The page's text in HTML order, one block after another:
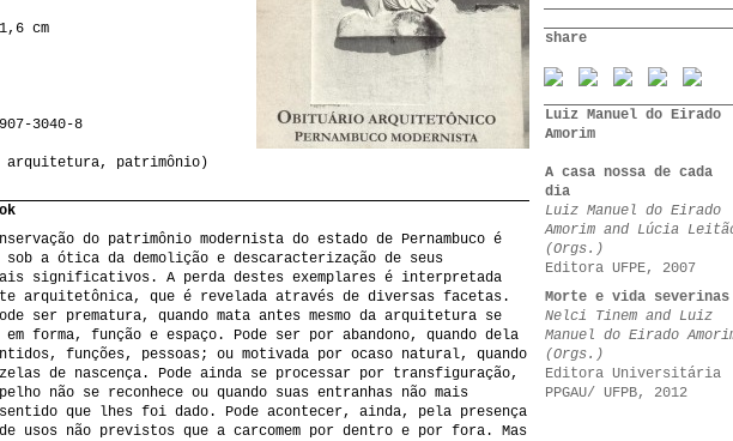
cm
3040-8
patrimônio)
do patrimônio modernista do estado de Pernambuco é
a ótica da demolição e descaracterização de seus
significativos. A perda destes exemplares é interpretada
arquitetônica, que é revelada através de diversas facetas.
ser prematura, quando mata antes mesmo da arquitetura se
forma, função e espaço. Pode ser por abandono, quando dela
funções, pessoas; ou motivada por ocaso natural, quando
de nascença. Pode ainda se processar por transfiguração,
não se reconhece ou quando suas entranhas não mais
sentido que lhes foi dado. Pode acontecer, ainda, pela presença
usos não previstos que a carcomem por dentro e por fora. Mas
share
Luiz Manuel do Eirado
Amorim
A casa nossa de cada
dia
Luiz Manuel do Eirado
Amorim and Lúcia
(Orgs.)
Editora UFPE, 2007
Morte e vida severinas
Nelci Tinem and Luiz
Manuel do Eirado
(Orgs.)
Editora Universitária
PPGAU/ UFPB, 2012